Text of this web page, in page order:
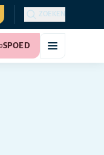
ZOEKEN
SPOED